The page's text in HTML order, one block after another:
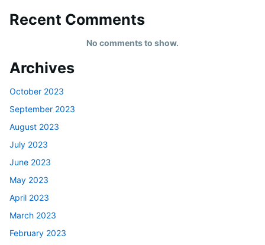
Recent Comments
No comments to show.
Archives
October 2023
September 2023
August 2023
July 2023
June 2023
May 2023
April 2023
March 2023
February 2023